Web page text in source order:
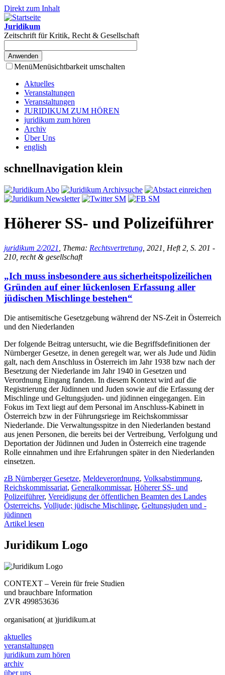
Direkt zum Inhalt
Juridikum
Zeitschrift für Kritik, Recht & Gesellschaft
MenüMenüsichtbarkeit umschalten
Aktuelles
Veranstaltungen
Veranstaltungen
JURIDIKUM ZUM HÖREN
juridikum zum hören
Archiv
Über Uns
english
schnellnavigation klein
Höherer SS- und Polizeiführer
juridikum 2/2021 , Thema: Rechtsvertretung , 2021, Heft 2, S. 201 -
210, recht & gesellschaft
„Ich muss insbesondere aus sicherheitspolizeilichen
Gründen auf einer lückenlosen Erfassung aller
jüdischen Mischlinge bestehen“
Die antisemitische Gesetzgebung während der NS-Zeit in Österreich
und den Niederlanden
Der folgende Beitrag untersucht, wie die Begriffsdefinitionen der
Nürnberger Gesetze, in denen geregelt war, wer als Jude und Jüdin
galt, nach dem Anschluss in Österreich im Jahr 1938 bzw nach der
Besetzung der Niederlande im Jahr 1940 in Gesetzen und
Verordnung Eingang fanden. In diesem Kontext wird auf die
Registrierung der Jüdinnen und Juden sowie auf die Erfassung der
Mischlinge und Geltungsjuden- und jüdinnen eingegangen. Ein
Fokus im Text liegt auf dem Personal im Anschluss-Kabinett in
Österreich bzw in der Führungsriege im Reichskommissar
Niederlande. Die Verwaltungsspitze in den Niederlanden bestand
aus jenen Personen, die bereits bei der Vertreibung, Verfolgung und
Deportation der Jüdinnen und Juden in Österreich eine tragende
Rolle einnahmen und ihre Erfahrungen später in den Niederlanden
einsetzen.
zB Nürnberger Gesetze, Meldeverordnung, Volksabstimmung,
Reichskommissariat, Generalkommissar, Höherer SS- und
Polizeiführer, Vereidigung der öffentlichen Beamten des Landes
Österreichs, Volljude; jüdische Mischlinge, Geltungsjuden und -
jüdinnen
Artikel lesen
Juridikum Logo
CONTEXT – Verein für freie Studien
und brauchbare Information
ZVR 499853636
organisation( at )juridikum.at
aktuelles
veranstaltungen
juridikum zum hören
archiv
über uns